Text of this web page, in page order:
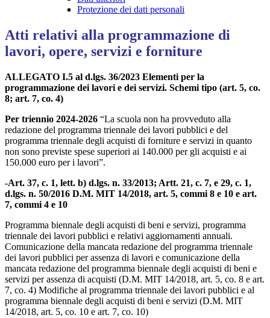
Protezione dei dati personali
Atti relativi alla programmazione di
lavori, opere, servizi e forniture
ALLEGATO I.5 al d.lgs. 36/2023 Elementi per la
programmazione dei lavori e dei servizi. Schemi tipo (art. 5, co.
8; art. 7, co. 4)
Per triennio 2024-2026 “La scuola non ha provveduto alla
redazione del programma triennale dei lavori pubblici e del
programma triennale degli acquisti di forniture e servizi in quanto
non sono previste spese superiori ai 140.000 per gli acquisti e ai
150.000 euro per i lavori”.
-Art. 37, c. 1, lett. b) d.lgs. n. 33/2013; Artt. 21, c. 7, e 29, c. 1,
d.lgs. n. 50/2016 D.M. MIT 14/2018, art. 5, commi 8 e 10 e art.
7, commi 4 e 10
Programma biennale degli acquisti di beni e servizi, programma
triennale dei lavori pubblici e relativi aggiornamenti annuali.
Comunicazione della mancata redazione del programma triennale
dei lavori pubblici per assenza di lavori e comunicazione della
mancata redazione del programma biennale degli acquisti di beni e
servizi per assenza di acquisti (D.M. MIT 14/2018, art. 5, co. 8 e art.
7, co. 4) Modifiche al programma triennale dei lavori pubblici e al
programma biennale degli acquisti di beni e servizi (D.M. MIT
14/2018, art. 5, co. 10 e art. 7, co. 10)